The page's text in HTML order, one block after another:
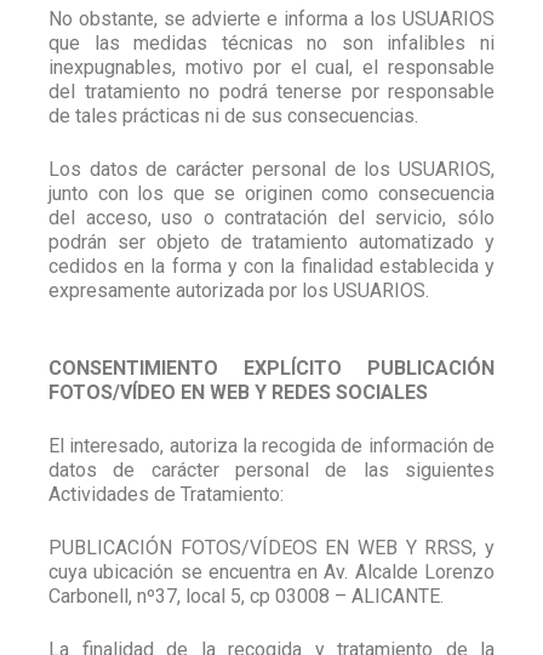
No obstante, se advierte e informa a los USUARIOS
que las medidas técnicas no son infalibles ni
inexpugnables, motivo por el cual, el responsable
del tratamiento no podrá tenerse por responsable
de tales prácticas ni de sus consecuencias.
Los datos de carácter personal de los USUARIOS,
junto con los que se originen como consecuencia
del acceso, uso o contratación del servicio, sólo
podrán ser objeto de tratamiento automatizado y
cedidos en la forma y con la finalidad establecida y
expresamente autorizada por los USUARIOS.
CONSENTIMIENTO EXPLÍCITO PUBLICACIÓN
FOTOS/VÍDEO EN WEB Y REDES SOCIALES
El interesado, autoriza la recogida de información de
datos de carácter personal de las siguientes
Actividades de Tratamiento:
PUBLICACIÓN FOTOS/VÍDEOS EN WEB Y RRSS, y
cuya ubicación se encuentra en Av. Alcalde Lorenzo
Carbonell, nº37, local 5, cp 03008 – ALICANTE.
La finalidad de la recogida y tratamiento de la